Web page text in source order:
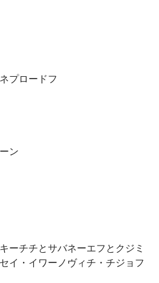
プロードフ
ン
ーチチとサバネーエフとクジミ
イ・イワーノヴィチ・チジョフ